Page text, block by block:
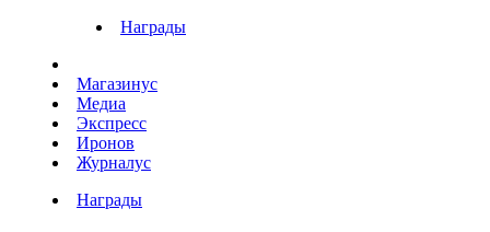
Награды
Магазинус
Медиа
Экспресс
Иронов
Журналус
Награды